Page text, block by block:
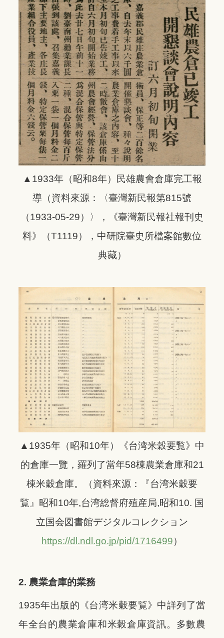
▲1933年（昭和8年）
民雄農會倉庫完工報
導 （資料來源：〈臺灣新民報第815號
（1933-05-29）〉，《臺灣新民報社報刊史
料》（T1119），中研院臺史所檔案館數位
典藏）
▲1935年（昭和10年）《台湾米穀要覧》中
的倉庫一覽，羅列了當年58棟農業倉庫和21
棟米穀倉庫。（資料來源：
『台湾米穀要
覧』昭和10年,台湾総督府殖産局,昭和10. 国
立国会図書館デジタルコレクション
https://dl.ndl.go.jp/pid/1716499）
2. 農業倉庫的業務
1935年出版的《台湾米穀要覧》中詳列了當
年全台的農業倉庫和米穀倉庫資訊。多數農